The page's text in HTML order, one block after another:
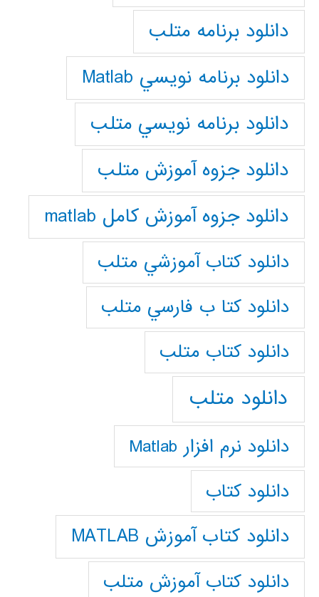
دانلود برنامه متلب
دانلود برنامه نويسي Matlab
دانلود برنامه نويسي متلب
دانلود جزوه آموزش متلب
دانلود جزوه آموزش کامل matlab
دانلود كتاب آموزشي متلب
دانلود كتا ب فارسي متلب
دانلود كتاب متلب
دانلود متلب
دانلود نرم افزار Matlab
دانلود کتاب
دانلود کتاب آموزش MATLAB
دانلود کتاب آموزش متلب